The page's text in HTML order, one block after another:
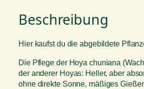
Beschreibung
Hier kaufst du die abgebildete
Die Pflege der Hoya chuniana
der anderer Hoyas: Heller, aber
ohne direkte Sonne, mäßiges